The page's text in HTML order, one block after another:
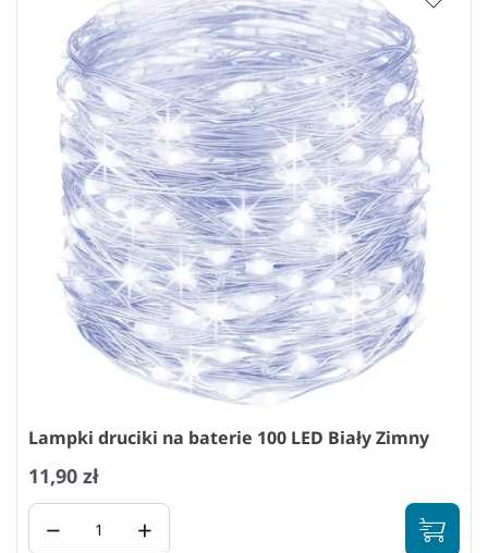
Lampki druciki na baterie 100 LED Biały Zimny
11,90 zł
− +